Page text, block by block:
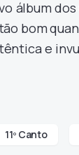
álbum
bom
e
11º Canto